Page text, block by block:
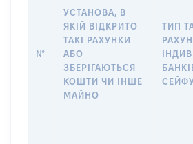
№
УСТАНОВА, В
ЯКІЙ ВІДКРИТО
ТАКІ РАХУНКИ
АБО
ЗБЕРІГАЮТЬСЯ
КОШТИ ЧИ ІНШЕ
МАЙНО
ТИП